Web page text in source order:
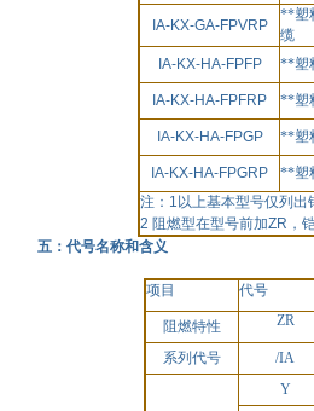
IA-KX-GA-FPVRP
**塑
缆
IA-KX-HA-FPFP
**塑
IA-KX-HA-FPFRP **塑
IA-KX-HA-FPGP **塑
IA-KX-HA-FPGRP
**塑
注： 1 以上基本型号仅列
2 阻燃型在型号前加ZR ，
五：代号名称和含义
项目 代号
阻燃特性 ZR
系列代号 /IA
Y